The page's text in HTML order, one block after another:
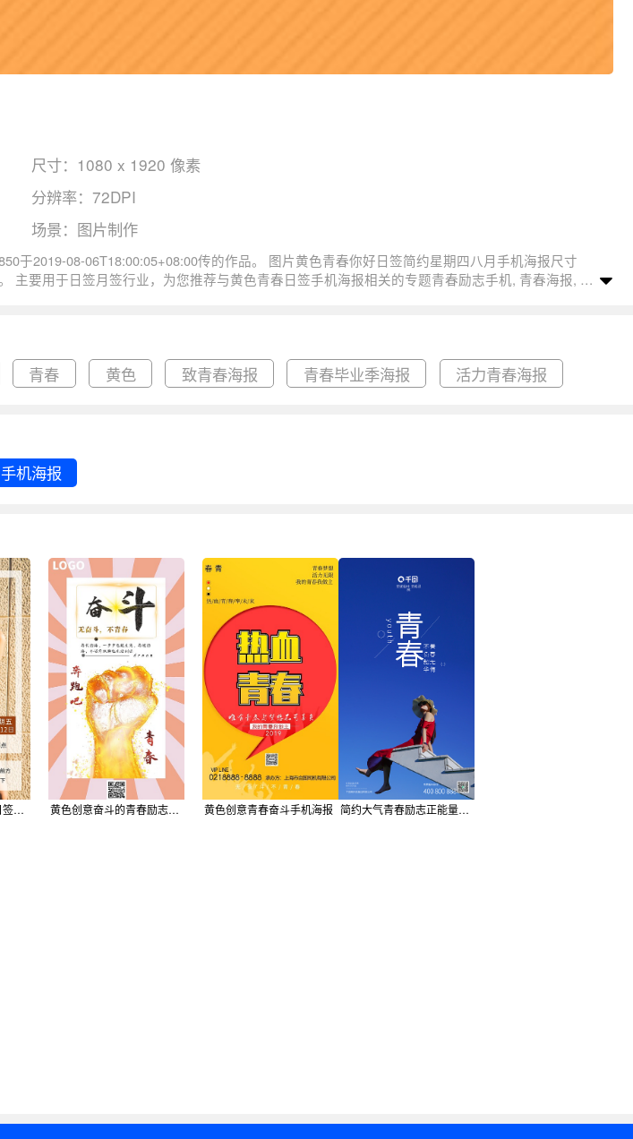
尺寸：1080 x 1920 像素
分辨率：72DPI
场景：图片制作
青春 黄色 致青春海报 青春毕业季海报 活力青春海报
手机海报
文艺小清新青春你好日签手机海报 黄色创意奋斗的青春励志企业文化手机海报 黄色创意青春奋斗手机海报 简约大气青春励志正能量日签手机海报